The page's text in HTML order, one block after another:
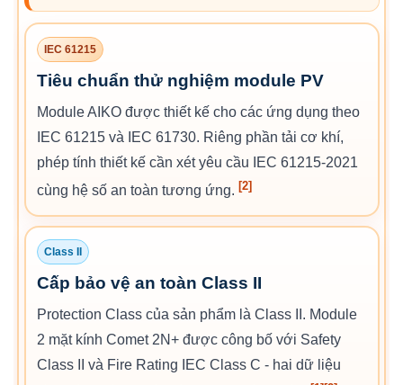
IEC 61215
Tiêu chuẩn thử nghiệm module PV
Module AIKO được thiết kế cho các ứng dụng theo
IEC 61215 và IEC 61730. Riêng phần tải cơ khí,
phép tính thiết kế cần xét yêu cầu IEC 61215-2021
cùng hệ số an toàn tương ứng. [2]
Class II
Cấp bảo vệ an toàn Class II
Protection Class của sản phẩm là Class II. Module
2 mặt kính Comet 2N+ được công bố với Safety
Class II và Fire Rating IEC Class C - hai dữ liệu